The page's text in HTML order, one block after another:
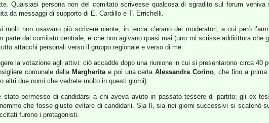
Qualsiasi persona non del comitato scrivesse qualcosa di sgradito sul forum
da messaggi di supporto di E. Cardillo e T. Errichelli.
non osavano più scrivere niente; in teoria c’erano dei moderatori, a cui però
parte dal comitato centrale, e che non agivano quasi mai (uno mi scrisse addirittura
attacchi personali verso il gruppo regionale e verso di me.
la votazione agli attivi: ciò accadde dopo una riunione in cui si presentarono circa 40
comunale della Margheritae poi una certaAlessandra Corino, che fino a prima
altri due nomi che vedrete molto in questi giorni).
permesso di candidarsi a chi aveva avuto in passato tessere di partito; gli ex
che fosse giusto evitare di candidarli. Sia lì, sia nei giorni successivi si scatenò
furono i protagonisti.